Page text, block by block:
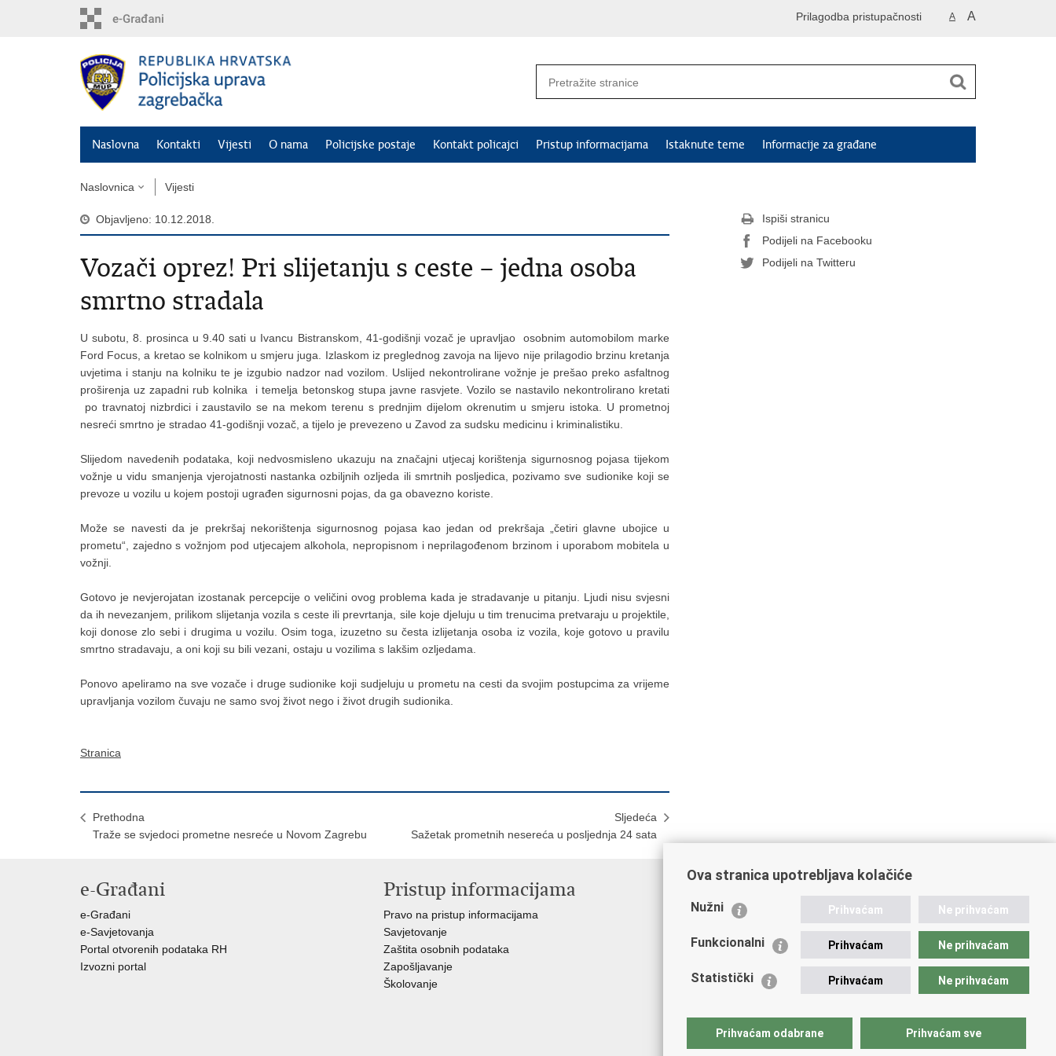
A A
Prilagodba pristupačnosti
Naslovna Kontakti Vijesti O nama Policijske postaje Kontakt policajci Pristup informacijama Istaknute teme Informacije za građane
Naslovnica Vijesti
Objavljeno: 10.12.2018.
Vozači oprez! Pri slijetanju s ceste – jedna osoba
smrtno stradala
U subotu, 8. prosinca u 9.40 sati u Ivancu Bistranskom, 41-godišnji vozač je upravljao osobnim automobilom marke
Ford Focus, a kretao se kolnikom u smjeru juga. Izlaskom iz preglednog zavoja na lijevo nije prilagodio brzinu kretanja
uvjetima i stanju na kolniku te je izgubio nadzor nad vozilom. Uslijed nekontrolirane vožnje je prešao preko asfaltnog
proširenja uz zapadni rub kolnika i temelja betonskog stupa javne rasvjete. Vozilo se nastavilo nekontrolirano kretati
po travnatoj nizbrdici i zaustavilo se na mekom terenu s prednjim dijelom okrenutim u smjeru istoka. U prometnoj
nesreći smrtno je stradao 41-godišnji vozač, a tijelo je prevezeno u Zavod za sudsku medicinu i kriminalistiku.
Slijedom navedenih podataka, koji nedvosmisleno ukazuju na značajni utjecaj korištenja sigurnosnog pojasa tijekom
vožnje u vidu smanjenja vjerojatnosti nastanka ozbiljnih ozljeda ili smrtnih posljedica, pozivamo sve sudionike koji se
prevoze u vozilu u kojem postoji ugrađen sigurnosni pojas, da ga obavezno koriste.
Može se navesti da je prekršaj nekorištenja sigurnosnog pojasa kao jedan od prekršaja „četiri glavne ubojice u
prometu“, zajedno s vožnjom pod utjecajem alkohola, nepropisnom i neprilagođenom brzinom i uporabom mobitela u
vožnji.
Gotovo je nevjerojatan izostanak percepcije o veličini ovog problema kada je stradavanje u pitanju. Ljudi nisu svjesni
da ih nevezanjem, prilikom slijetanja vozila s ceste ili prevrtanja, sile koje djeluju u tim trenucima pretvaraju u projektile,
koji donose zlo sebi i drugima u vozilu. Osim toga, izuzetno su česta izlijetanja osoba iz vozila, koje gotovo u pravilu
smrtno stradavaju, a oni koji su bili vezani, ostaju u vozilima s lakšim ozljedama.
Ponovo apeliramo na sve vozače i druge sudionike koji sudjeluju u prometu na cesti da svojim postupcima za vrijeme
upravljanja vozilom čuvaju ne samo svoj život nego i život drugih sudionika.
Stranica
Prethodna
Traže se svjedoci prometne nesreće u Novom Zagrebu
Sljedeća
Sažetak prometnih nesereća u posljednja 24 sata
Ispiši stranicu
Podijeli na Facebooku
Podijeli na Twitteru
e-Građani
e-Građani
e-Savjetovanja
Portal otvorenih podataka RH
Izvozni portal
Pristup informacijama
Pravo na pristup informacijama
Savjetovanje
Zaštita osobnih podataka
Zapošljavanje
Školovanje
Važne poveznice
Ministarstvo unutarnjih poslova
Udruge
Policijska akademija
Zaklada policijske solidarnosti
Centar za forenzična ispitivanja, istraživanja i vještačenja
"Ivan Vučetić"
Ova stranica upotrebljava kolačiće
Nužni Prihvaćam Ne prihvaćam
Funkcionalni Prihvaćam Ne prihvaćam
Statistički Prihvaćam Ne prihvaćam
Prihvaćam odabrane Prihvaćam sve